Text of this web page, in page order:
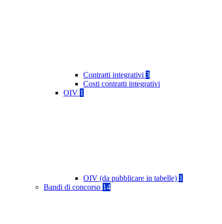
Contratti integrativi 3
Costi contratti integrativi
OIV 1
OIV (da pubblicare in tabelle) 1
Bandi di concorso 14